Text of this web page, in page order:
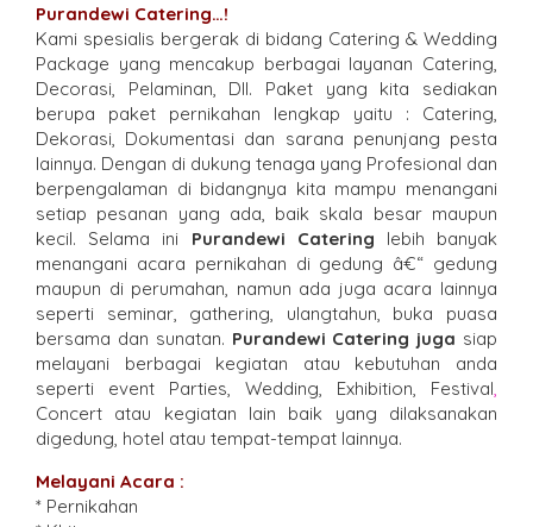
Purandewi Catering…!
Kami spesialis bergerak di bidang Catering & Wedding
Package yang mencakup berbagai layanan Catering,
Decorasi, Pelaminan, Dll. Paket yang kita sediakan
berupa paket pernikahan lengkap yaitu : Catering,
Dekorasi, Dokumentasi dan sarana penunjang pesta
lainnya. Dengan di dukung tenaga yang Profesional dan
berpengalaman di bidangnya kita mampu menangani
setiap pesanan yang ada, baik skala besar maupun
kecil. Selama ini Purandewi Catering lebih banyak
menangani acara pernikahan di gedung â€“ gedung
maupun di perumahan, namun ada juga acara lainnya
seperti seminar, gathering, ulangtahun, buka puasa
bersama dan sunatan. Purandewi Catering juga siap
melayani berbagai kegiatan atau kebutuhan anda
seperti event Parties, Wedding, Exhibition, Festival,
Concert atau kegiatan lain baik yang dilaksanakan
digedung, hotel atau tempat-tempat lainnya.
Melayani Acara :
* Pernikahan